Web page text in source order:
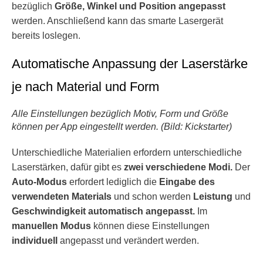
bezüglich Größe, Winkel und Position angepasst
werden. Anschließend kann das smarte Lasergerät
bereits loslegen.
Automatische Anpassung der Laserstärke
je nach Material und Form
Alle Einstellungen bezüglich Motiv, Form und Größe
können per App eingestellt werden. (Bild: Kickstarter)
Unterschiedliche Materialien erfordern unterschiedliche
Laserstärken, dafür gibt es zwei verschiedene Modi. Der
Auto-Modus erfordert lediglich die Eingabe des
verwendeten Materials und schon werden Leistung und
Geschwindigkeit automatisch angepasst. Im
manuellen Modus können diese Einstellungen
individuell
angepasst und verändert werden.